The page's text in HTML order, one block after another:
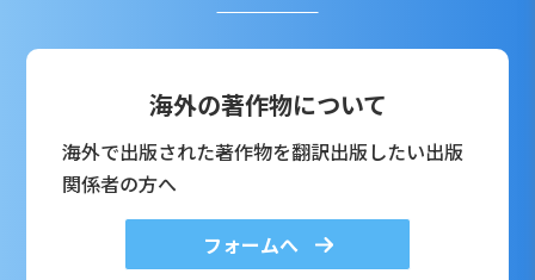
海外の著作物について
海外で出版された著作物を翻訳出版したい出版
関係者の方へ
フォームへ